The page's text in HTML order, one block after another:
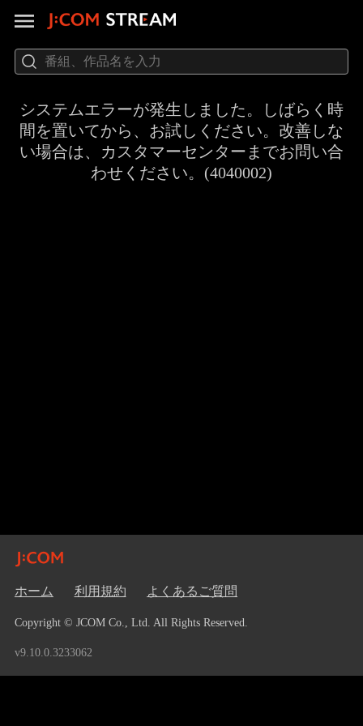
システムエラーが発生しました。しばらく時
間を置いてから、お試しください。改善しな
い場合は、カスタマーセンターまでお問い合
わせください。(4040002)
ホーム 利用規約 よくあるご質問
Copyright © JCOM Co., Ltd. All Rights Reserved.
v9.10.0.3233062